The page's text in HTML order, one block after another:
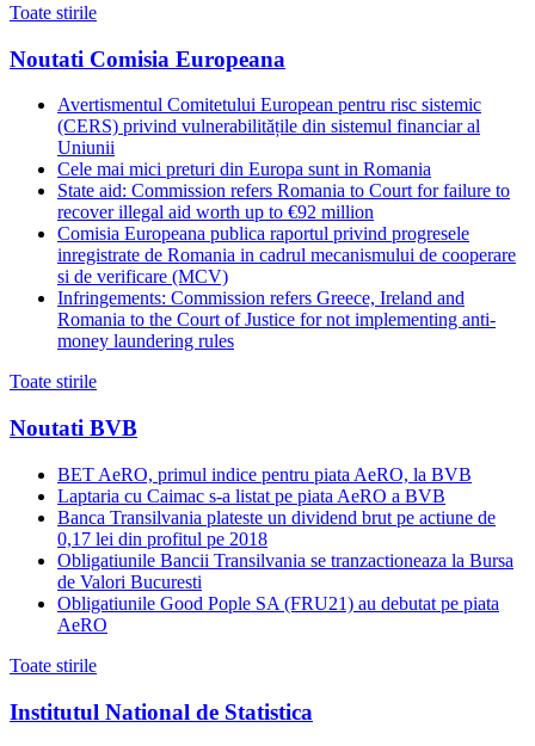
Toate stirile
Noutati Comisia Europeana
Avertismentul Comitetului European pentru risc sistemic
(CERS) privind vulnerabilitățile din sistemul financiar al
Uniunii
Cele mai mici preturi din Europa sunt in Romania
State aid: Commission refers Romania to Court for failure to
recover illegal aid worth up to €92 million
Comisia Europeana publica raportul privind progresele
inregistrate de Romania in cadrul mecanismului de cooperare
si de verificare (MCV)
Infringements: Commission refers Greece, Ireland and
Romania to the Court of Justice for not implementing anti-
money laundering rules
Toate stirile
Noutati BVB
BET AeRO, primul indice pentru piata AeRO, la BVB
Laptaria cu Caimac s-a listat pe piata AeRO a BVB
Banca Transilvania plateste un dividend brut pe actiune de
0,17 lei din profitul pe 2018
Obligatiunile Bancii Transilvania se tranzactioneaza la Bursa
de Valori Bucuresti
Obligatiunile Good Pople SA (FRU21) au debutat pe piata
AeRO
Toate stirile
Institutul National de Statistica